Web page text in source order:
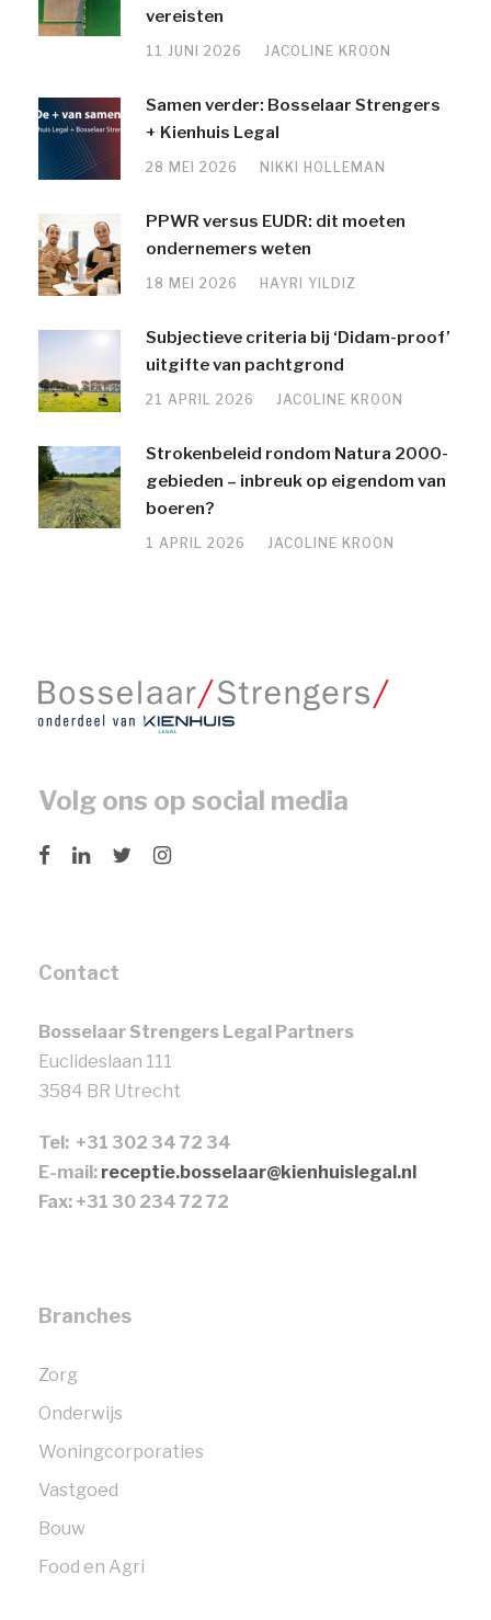
vereisten
11 JUNI 2026 JACOLINE KROON
Samen verder: Bosselaar Strengers
+ Kienhuis Legal
28 MEI 2026 NIKKI HOLLEMAN
PPWR versus EUDR: dit moeten
ondernemers weten
18 MEI 2026 HAYRI YILDIZ
Subjectieve criteria bij ‘Didam-proof’
uitgifte van pachtgrond
21 APRIL 2026 JACOLINE KROON
Strokenbeleid rondom Natura 2000-
gebieden – inbreuk op eigendom van
boeren?
1 APRIL 2026 JACOLINE KROON
Volg ons op social media
Contact
Bosselaar Strengers Legal Partners
Euclideslaan 111
3584 BR Utrecht
Tel: +31 302 34 72 34
E-mail: receptie.bosselaar@kienhuislegal.nl
Fax: +31 30 234 72 72
Branches
Zorg
Onderwijs
Woningcorporaties
Vastgoed
Bouw
Food en Agri